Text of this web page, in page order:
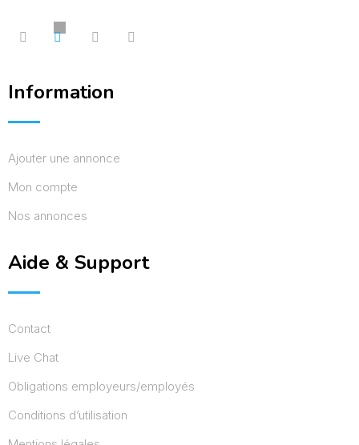
Information
Ajouter une annonce
Mon compte
Nos annonces
Aide & Support
Contact
Live Chat
Obligations employeurs/employés
Conditions d’utilisation